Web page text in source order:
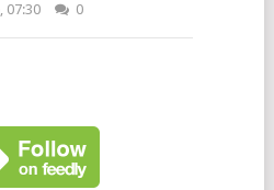
07:30 0